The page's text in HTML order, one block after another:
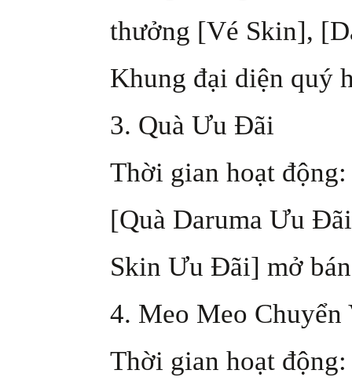
thưởng [Vé Skin],
Khung đại diện quý
3. Quà Ưu Đãi
Thời gian hoạt
[Quà Daruma Ưu
Skin Ưu Đãi] mở
4. Meo Meo Chuyển
Thời gian hoạt